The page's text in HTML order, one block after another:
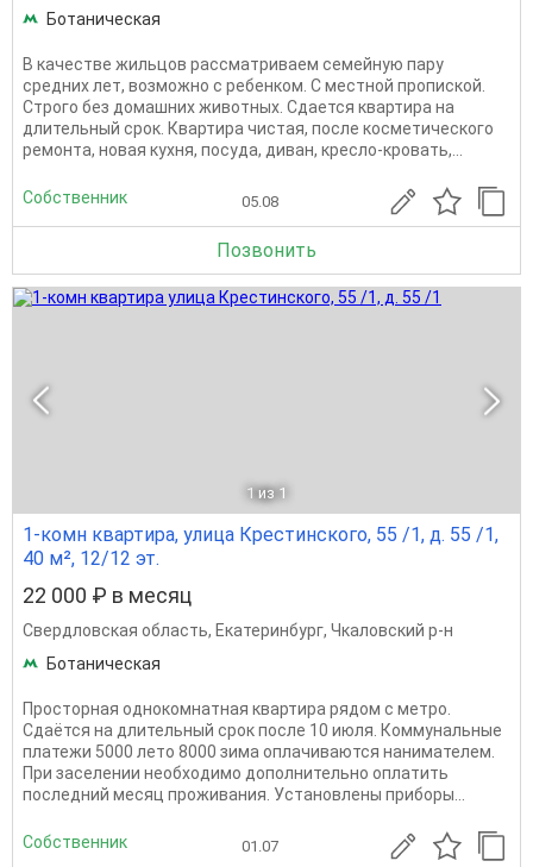
Ботаническая
В качестве жильцов рассматриваем семейную пару
средних лет, возможно с ребенком. С местной пропиской.
Строго без домашних животных. Сдается квартира на
длительный срок. Квартира чистая, после косметического
ремонта, новая кухня, посуда, диван, кресло-кровать,...
Собственник 05.08
Позвонить
1 из 1
1-комн квартира, улица Крестинского, 55 /1, д. 55 /1,
40 м², 12/12 эт.
22 000 ₽ в месяц
Свердловская область, Екатеринбург, Чкаловский р-н
Ботаническая
Просторная однокомнатная квартира рядом с метро.
Сдаётся на длительный срок после 10 июля. Коммунальные
платежи 5000 лето 8000 зима оплачиваются нанимателем.
При заселении необходимо дополнительно оплатить
последний месяц проживания. Установлены приборы...
Собственник 01.07